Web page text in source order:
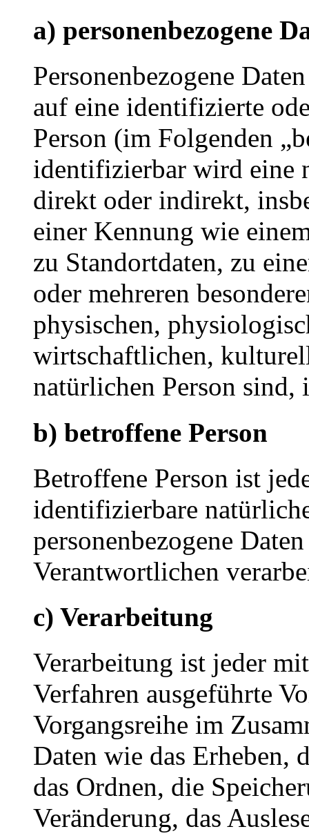
a) personenbezogene
Personenbezogene
auf eine identifizierte
Person (im Folgenden
identifizierbar wird eine
direkt oder indirekt,
einer Kennung wie
zu Standortdaten, zu
oder mehreren
physischen,
wirtschaftlichen,
natürlichen Person
b) betroffene Person
Betroffene Person ist
identifizierbare
personenbezogene
Verantwortlichen
c) Verarbeitung
Verarbeitung ist jeder
Verfahren ausgeführte
Vorgangsreihe im
Daten wie das Erheben,
das Ordnen, die
Veränderung, das